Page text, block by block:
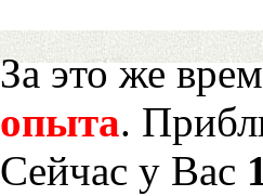
За это же
опыта.
Сейчас у Вас